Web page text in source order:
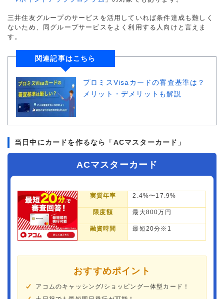
三井住友グループのサービスを活用していれば条件達成も難しく
ないため、同グループサービスをよく利用する人向けと言えま
す。
関連記事はこちら
プロミスVisaカードの審査基準は？
メリット・デメリットも解説
当日中にカードを作るなら「ACマスターカード」
ACマスターカード
実質年率 2.4%〜17.9%
限度額 最大800万円
融資時間 最短20分※1
おすすめポイント
アコムのキャッシング/ショッピング一体型カード！